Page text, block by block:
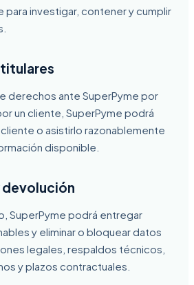
para investigar, contener y cumplir
derechos ante SuperPyme por
un cliente, SuperPyme podrá
o asistirlo razonablemente
disponible.
devolución
SuperPyme podrá entregar
y eliminar o bloquear datos
legales, respaldos técnicos,
y plazos contractuales.